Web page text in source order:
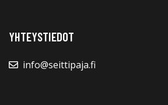
YHTEYSTIEDOT
info@seittipaja.fi